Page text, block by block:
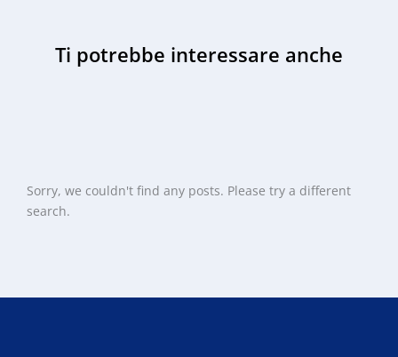
Ti potrebbe interessare anche
Sorry, we couldn't find any posts. Please try a different
search.